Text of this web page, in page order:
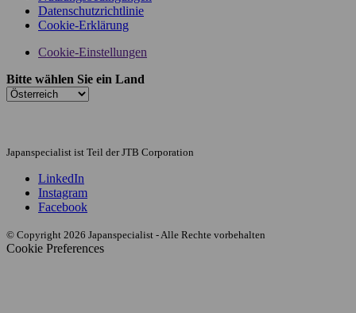
Datenschutzrichtlinie
Cookie-Erklärung
Cookie-Einstellungen
Bitte wählen Sie ein Land
Japanspecialist ist Teil der JTB Corporation
LinkedIn
Instagram
Facebook
© Copyright 2026 Japanspecialist - Alle Rechte vorbehalten
Cookie Preferences